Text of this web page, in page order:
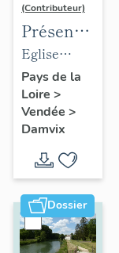
(Contributeur)
Présentation
des
objets
mobiliers
de
de
Damvix
Eglise
paroissiale
Saint-Guy
de Damvix
Pays de la
Loire >
Vendée >
Damvix
Dossier